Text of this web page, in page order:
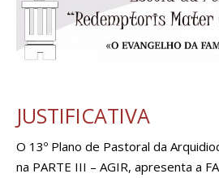
JUSTIFICATIVA
O 13º Plano de Pastoral da
na PARTE III – AGIR, apresenta a